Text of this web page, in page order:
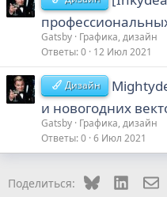
Gatsby Графика, дизайн
Ответы 0 12 Июл 2021
Дизайн
и новогодних
Gatsby Графика, дизайн
Ответы 0 6 Июл 2021
Поделиться: Bluesky